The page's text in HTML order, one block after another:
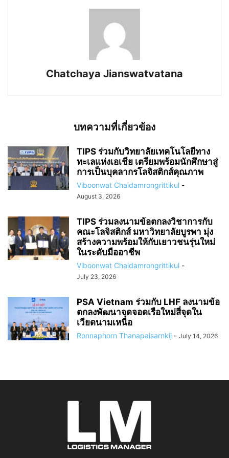
Chatchaya Jianswatvatana
บทความที่เกี่ยวข้อง
TIPS ร่วมกับวิทยาลัยเทคโนโลยีทาง
ทะเลแห่งเอเชีย เตรียมพร้อมนักศึกษาสู่
การเป็นบุคลากรโลจิสติกส์คุณภาพ
Viboonwat Chaidamrongrittikul -
August 3, 2026
TIPS ร่วมลงนามข้อตกลงวิชาการกับ
คณะโลจิสติกส์ มหาวิทยาลัยบูรพา มุ่ง
สร้างความพร้อมให้กับเยาวชนรุ่นใหม่
ในระดับมืออาชีพ
Viboonwat Chaidamrongrittikul -
July 23, 2026
PSA Vietnam ร่วมกับ LHF ลงนามข้อ
ตกลงพัฒนาจุดจอดเรือใหม่สี่จุดใน
เวียดนามเหนือ
Ronnaphorn Thanapaisarnkij - July 14, 2026